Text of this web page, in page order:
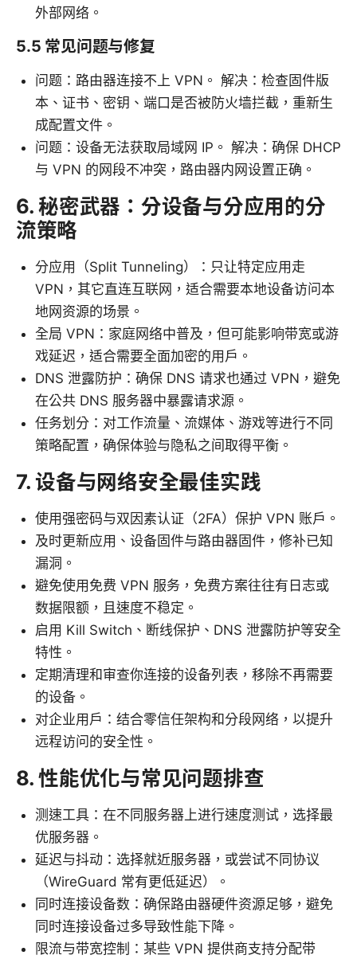
外部网络。
5.5 常见问题与修复
问题：路由器连接不上 VPN。 解决：检查固件版
本、证书、密钥、端口是否被防火墙拦截，重新生
成配置文件。
问题：设备无法获取局域网 IP。 解决：确保 DHCP
与 VPN 的网段不冲突，路由器内网设置正确。
6. 秘密武器：分设备与分应用的分
流策略
分应用（Split Tunneling）：只让特定应用走
VPN，其它直连互联网，适合需要本地设备访问本
地网资源的场景。
全局 VPN：家庭网络中普及，但可能影响带宽或游
戏延迟，适合需要全面加密的用户。
DNS 泄露防护：确保 DNS 请求也通过 VPN，避免
在公共 DNS 服务器中暴露请求源。
任务划分：对工作流量、流媒体、游戏等进行不同
策略配置，确保体验与隐私之间取得平衡。
7. 设备与网络安全最佳实践
使用强密码与双因素认证（2FA）保护 VPN 账户。
及时更新应用、设备固件与路由器固件，修补已知
漏洞。
避免使用免费 VPN 服务，免费方案往往有日志或
数据限额，且速度不稳定。
启用 Kill Switch、断线保护、DNS 泄露防护等安全
特性。
定期清理和审查你连接的设备列表，移除不再需要
的设备。
对企业用户：结合零信任架构和分段网络，以提升
远程访问的安全性。
8. 性能优化与常见问题排查
测速工具：在不同服务器上进行速度测试，选择最
优服务器。
延迟与抖动：选择就近服务器，或尝试不同协议
（WireGuard 常有更低延迟）。
同时连接设备数：确保路由器硬件资源足够，避免
同时连接设备过多导致性能下降。
限流与带宽控制：某些 VPN 提供商支持分配带